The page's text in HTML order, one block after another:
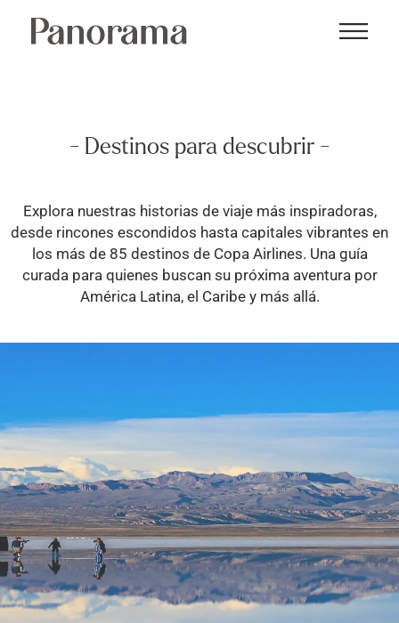
- Destinos para descubrir -
Explora nuestras historias de viaje más inspiradoras,
desde rincones escondidos hasta capitales vibrantes en
los más de 85 destinos de Copa Airlines. Una guía
curada para quienes buscan su próxima aventura por
América Latina, el Caribe y más allá.